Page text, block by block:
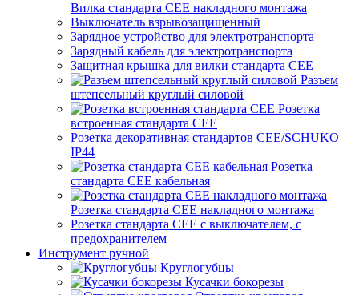
Вилка стандарта CEE накладного монтажа
Выключатель взрывозащищенный
Зарядное устройство для электротранспорта
Зарядный кабель для электротранспорта
Защитная крышка для вилки стандарта CEE
Разъем
штепсельный круглый силовой
Розетка
встроенная стандарта CEE
Розетка декоративная стандартов CEE/SCHUKO
IP44
Розетка
стандарта СЕЕ кабельная
Розетка стандарта СЕЕ накладного монтажа
Розетка стандарта СЕЕ с выключателем, с
предохранителем
Инструмент ручной
Круглогубцы
Кусачки бокорезы